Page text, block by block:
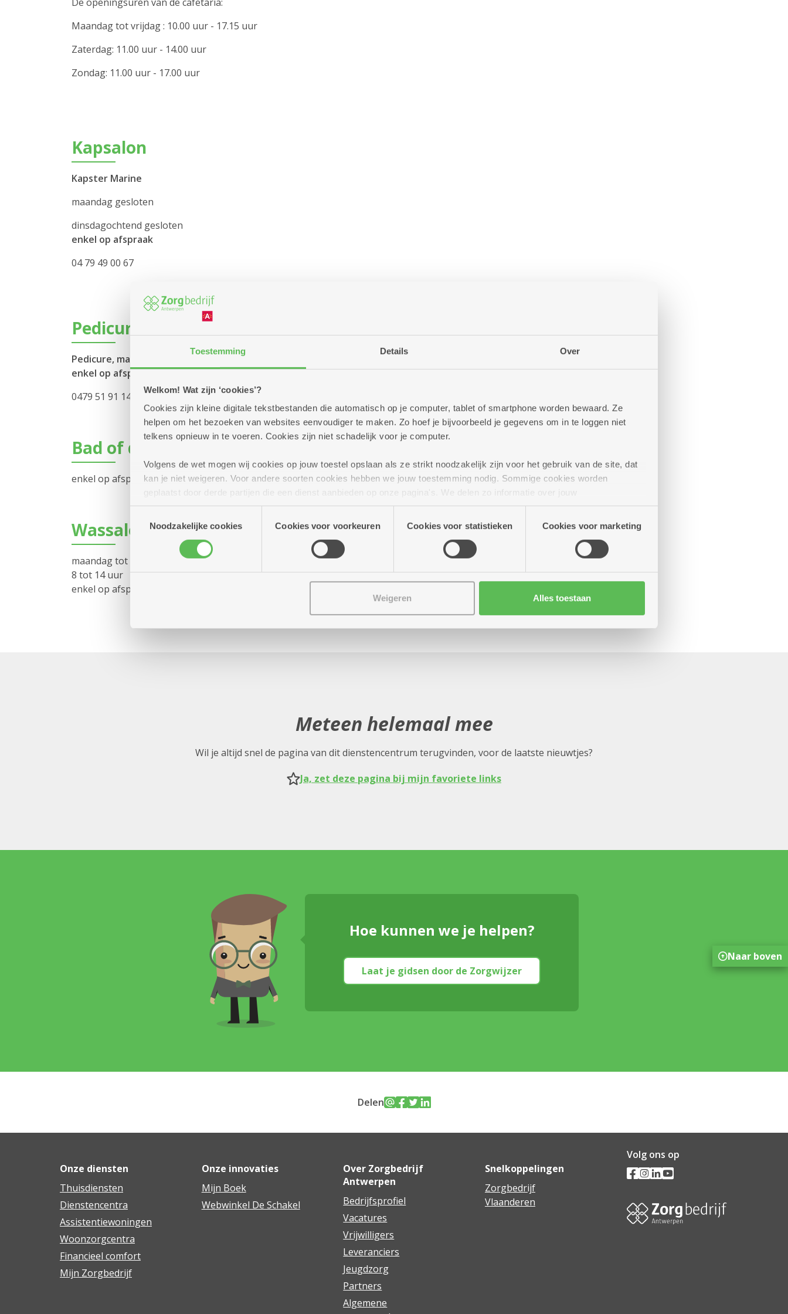
Toestemming Details Over
Welkom! Wat zijn ‘cookies’?
Cookies zijn kleine digitale tekstbestanden die automatisch op je computer, tablet of smartphone worden bewaard. Ze
helpen om het bezoeken van websites eenvoudiger te maken. Zo hoef je bijvoorbeeld je gegevens om in te loggen niet
telkens opnieuw in te voeren. Cookies zijn niet schadelijk voor je computer.
Volgens de wet mogen wij cookies op jouw toestel opslaan als ze strikt noodzakelijk zijn voor het gebruik van de site, dat
kan je niet weigeren. Voor andere soorten cookies hebben we jouw toestemming nodig. Sommige cookies worden
geplaatst door derde partijen die een dienst aanbieden op onze pagina's. We delen zo informatie over jouw
(geanonimiseerd) gebruik van onze site voor social media, advertenties en analyse. Deze partners kunnen deze gegevens
combineren met andere informatie die je aan hen verstrekte.
Noodzakelijke cookies
Cookies voor voorkeuren Cookies voor statistieken Cookies voor marketing
Weigeren Alles toestaan
Maandag tot vrijdag : 10.00 uur - 17.15 uur
Zaterdag: 11.00 uur - 14.00 uur
Zondag: 11.00 uur - 17.00 uur
Kapsalon
Kapster Marine
maandag gesloten
dinsdagochtend gesloten
enkel op afspraak
04 79 49 00 67
Pedicure
Pedicure, manicure en schoonheidsverzorging Anita
enkel op afspraak
0479 51 91 14
Bad of douche
enkel op afspraak
Wassalon
maandag tot vrijdag
8 tot 14 uur
enkel op afspraak
Meteen helemaal mee
Wil je altijd snel de pagina van dit dienstencentrum terugvinden, voor de laatste nieuwtjes?
Ja, zet deze pagina bij mijn favoriete links
Hoe kunnen we je helpen?
Laat je gidsen door de Zorgwijzer
Delen
Onze diensten
Thuisdiensten
Dienstencentra
Assistentiewoningen
Woonzorgcentra
Financieel comfort
Mijn Zorgbedrijf
Onze innovaties
Mijn Boek
Webwinkel De Schakel
Over Zorgbedrijf
Antwerpen
Bedrijfsprofiel
Vacatures
Vrijwilligers
Leveranciers
Jeugdzorg
Partners
Algemene
Snelkoppelingen
Zorgbedrijf
Vlaanderen
Volg ons op
Naar boven